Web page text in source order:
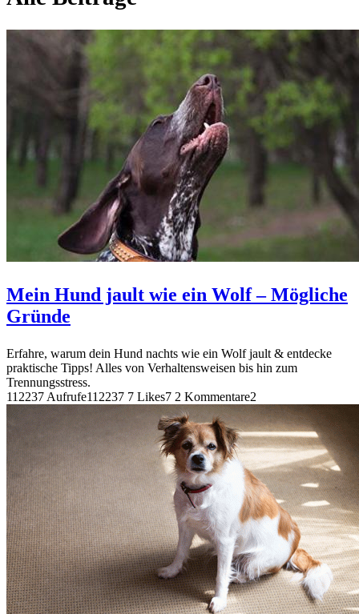
Mein Hund jault wie ein Wolf – Mögliche
Gründe
Erfahre, warum dein Hund nachts wie ein Wolf jault & entdecke
praktische Tipps! Alles von Verhaltensweisen bis hin zum
Trennungsstress.
112237 Aufrufe112237 7 Likes7 2 Kommentare2